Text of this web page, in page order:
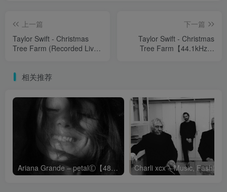
上一篇
Taylor Swift - Christmas
Tree Farm (Recorded Live
16bit】法国区
下一篇
Taylor Swift - Christmas
Tree Farm【44.1kHz／
相关推荐
Ariana Grande – petalⒺ【48kHz／24bit】英国区